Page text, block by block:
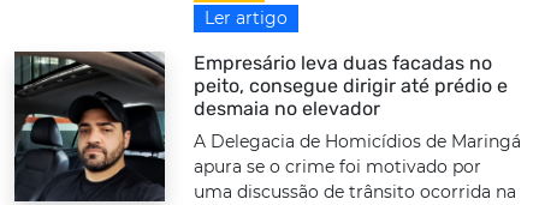
Ler artigo
Empresário leva duas facadas no
peito, consegue dirigir até prédio e
desmaia no elevador
A Delegacia de Homicídios de Maringá
apura se o crime foi motivado por
uma discussão de trânsito ocorrida na